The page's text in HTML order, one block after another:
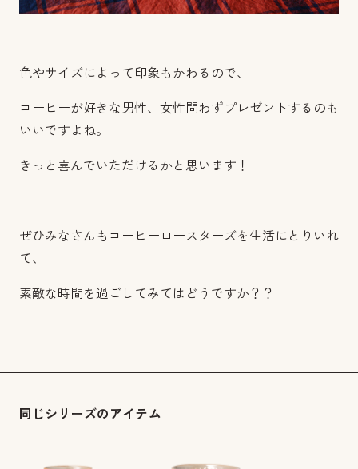
色やサイズによって印象もかわるので、
コーヒーが好きな男性、女性問わずプレゼントするのも
いいですよね。
きっと喜んでいただけるかと思います！
ぜひみなさんもコーヒーロースターズを生活にとりいれ
て、
素敵な時間を過ごしてみてはどうですか？？
同じシリーズのアイテム